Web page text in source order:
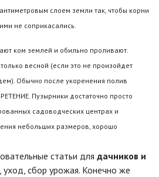
слоем земли так, чтобы корни
не соприкасались.
ком землей и обильно проливают.
весной (если это не произойдет
Обычно после укоренения полив
Пузырники достаточно просто
садоводческих центрах и
небольших размеров, хорошо
статьи для дачников и
уход, сбор урожая. Конечно же